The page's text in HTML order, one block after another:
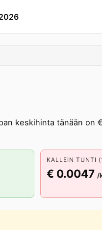
keskihinta tänään on
KALLEIN TUNTI
€ 0.0047 /